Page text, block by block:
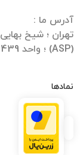
تهران ؛ شیخ
(ASP) ؛ واحد 439 تجاری
نمادها